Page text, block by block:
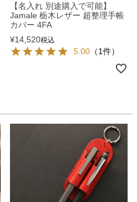
【名入れ 別途購入で可能】
Jamale 栃木レザー 超整理手帳
カバー 4FA
¥14,520税込
5.00 （1件）